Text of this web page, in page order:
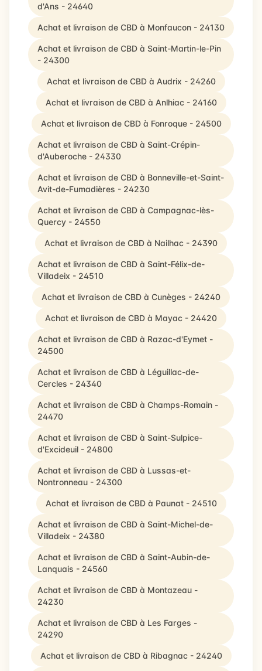
d'Ans - 24640
Achat et livraison de CBD à Monfaucon - 24130
Achat et livraison de CBD à Saint-Martin-le-Pin
- 24300
Achat et livraison de CBD à Audrix - 24260
Achat et livraison de CBD à Anlhiac - 24160
Achat et livraison de CBD à Fonroque - 24500
Achat et livraison de CBD à Saint-Crépin-
d'Auberoche - 24330
Achat et livraison de CBD à Bonneville-et-Saint-
Avit-de-Fumadières - 24230
Achat et livraison de CBD à Campagnac-lès-
Quercy - 24550
Achat et livraison de CBD à Nailhac - 24390
Achat et livraison de CBD à Saint-Félix-de-
Villadeix - 24510
Achat et livraison de CBD à Cunèges - 24240
Achat et livraison de CBD à Mayac - 24420
Achat et livraison de CBD à Razac-d'Eymet -
24500
Achat et livraison de CBD à Léguillac-de-
Cercles - 24340
Achat et livraison de CBD à Champs-Romain -
24470
Achat et livraison de CBD à Saint-Sulpice-
d'Excideuil - 24800
Achat et livraison de CBD à Lussas-et-
Nontronneau - 24300
Achat et livraison de CBD à Paunat - 24510
Achat et livraison de CBD à Saint-Michel-de-
Villadeix - 24380
Achat et livraison de CBD à Saint-Aubin-de-
Lanquais - 24560
Achat et livraison de CBD à Montazeau -
24230
Achat et livraison de CBD à Les Farges -
24290
Achat et livraison de CBD à Ribagnac - 24240